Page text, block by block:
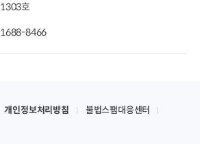
1303호
1688-8466
개인정보처리방침
불법스팸대응센터